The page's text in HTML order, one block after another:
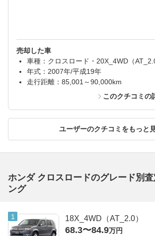
売却した車
車種：クロスロード・20X_4WD（AT_2.0
年式：2007年/平成19年
走行距離：85,001～90,000km
このクチコミの
ユーザーのクチコミをもっと
ホンダ クロスロードのグレード別
ング
18X_4WD（AT_2.0）
68.3〜84.9万円